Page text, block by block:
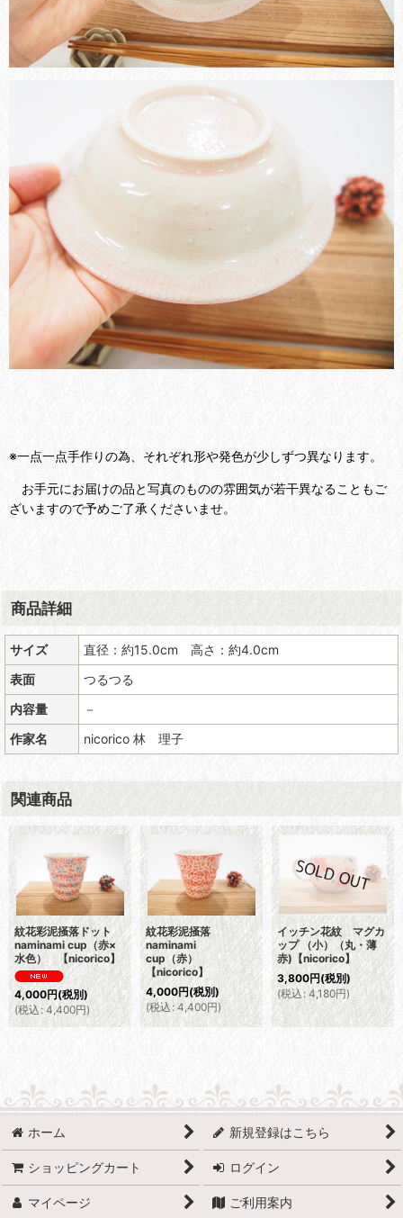
※一点一点手作りの為、それぞれ形や発色が少しずつ異なります。
お手元にお届けの品と写真のものの雰囲気が若干異なることもご
ざいますので予めご了承くださいませ。
商品詳細
サイズ
直径：約15.0cm 高さ：約4.0cm
表面
つるつる
内容量
－
作家名
nicorico 林 理子
関連商品
紋花彩泥掻落ドット
naminami cup（赤×
水色） 【nicorico】
4,000円(税別)
(税込: 4,400円)
紋花彩泥掻落
naminami
cup（赤）
【nicorico】
4,000円(税別)
(税込 : 4,400円)
イッチン花紋 マグカ
ップ （小）（丸・薄
赤)【nicorico】
3,800円(税別)
(税込: 4,180円)
ホーム 新規登録はこちら
ショッピングカート ログイン
マイページ ご利用案内